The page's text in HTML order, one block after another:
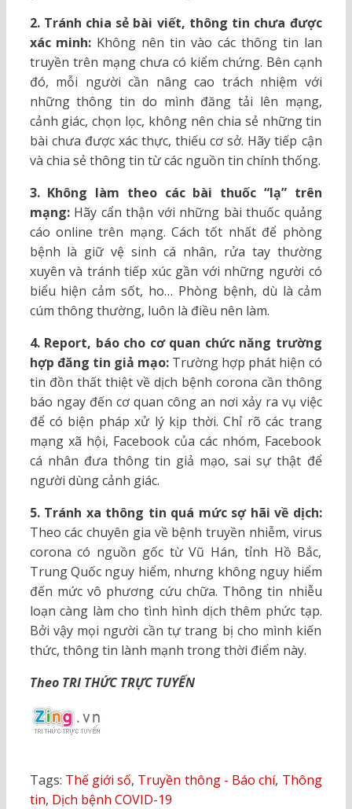
2. Tránh chia sẻ bài viết, thông tin chưa được
xác minh: Không nên tin vào các thông tin lan
truyền trên mạng chưa có kiểm chứng. Bên cạnh
đó, mỗi người cần nâng cao trách nhiệm với
những thông tin do mình đăng tải lên mạng,
cảnh giác, chọn lọc, không nên chia sẻ những tin
bài chưa được xác thực, thiếu cơ sở. Hãy tiếp cận
và chia sẻ thông tin từ các nguồn tin chính thống.
3. Không làm theo các bài thuốc “lạ” trên
mạng:Hãy cẩn thận với những bài thuốc quảng
cáo online trên mạng. Cách tốt nhất để phòng
bệnh là giữ vệ sinh cá nhân, rửa tay thường
xuyên và tránh tiếp xúc gần với những người có
biểu hiện cảm sốt, ho… Phòng bệnh, dù là cảm
cúm thông thường, luôn là điều nên làm.
4. Report, báo cho cơ quan chức năng trường
hợp đăng tin giả mạo:Trường hợp phát hiện có
tin đồn thất thiệt về dịch bệnh corona cần thông
báo ngay đến cơ quan công an nơi xảy ra vụ việc
để có biện pháp xử lý kịp thời. Chỉ rõ các trang
mạng xã hội, Facebook của các nhóm, Facebook
cá nhân đưa thông tin giả mạo, sai sự thật để
người dùng cảnh giác.
5. Tránh xa thông tin quá mức sợ hãi về dịch:
Theo các chuyên gia về bệnh truyền nhiễm, virus
corona có nguồn gốc từ Vũ Hán, tỉnh Hồ Bắc,
Trung Quốc nguy hiểm, nhưng không nguy hiểm
đến mức vô phương cứu chữa. Thông tin nhiễu
loạn càng làm cho tình hình dịch thêm phức tạp.
Bởi vậy mọi người cần tự trang bị cho mình kiến
thức, thông tin lành mạnh trong thời điểm này.
Theo TRI THỨC TRỰC TUYẾN
Tags: Thế giới số, Truyền thông - Báo chí, Thông
tin, Dịch bệnh COVID-19